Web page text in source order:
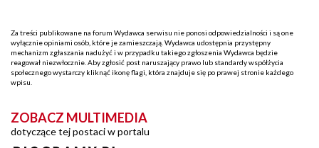
Za treści publikowane na forum Wydawca serwisu nie ponosi odpowiedzialności i są one
wyłącznie opiniami osób, które je zamieszczają. Wydawca udostępnia przystępny
mechanizm zgłaszania nadużyć i w przypadku takiego zgłoszenia Wydawca będzie
reagował niezwłocznie. Aby zgłosić post naruszający prawo lub standardy współżycia
społecznego wystarczy kliknąć ikonę flagi, która znajduje się po prawej stronie każdego
wpisu.
ZOBACZ MULTIMEDIA
dotyczące tej postaci w portalu